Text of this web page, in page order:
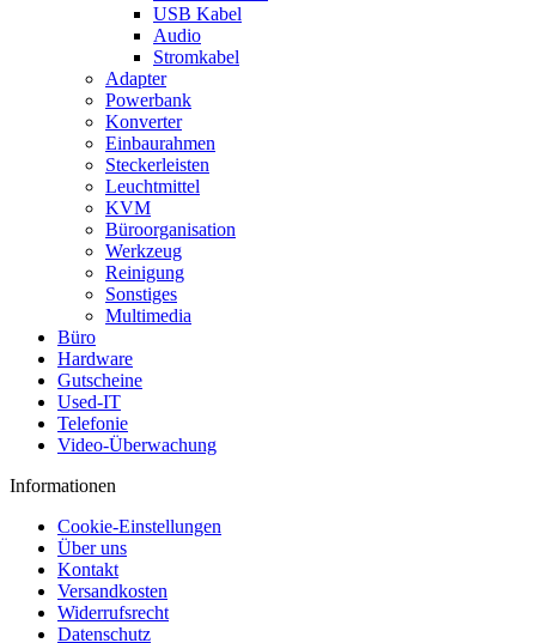
USB Kabel
Audio
Stromkabel
Adapter
Powerbank
Konverter
Einbaurahmen
Steckerleisten
Leuchtmittel
KVM
Büroorganisation
Werkzeug
Reinigung
Sonstiges
Multimedia
Büro
Hardware
Gutscheine
Used-IT
Telefonie
Video-Überwachung
Informationen
Cookie-Einstellungen
Über uns
Kontakt
Versandkosten
Widerrufsrecht
Datenschutz